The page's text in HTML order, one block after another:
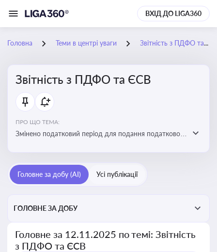
ВХІД ДО LIGA360
Головна Теми в центрі уваги Звітність з ПДФО та ЄСВ
Звітність з ПДФО та ЄСВ
ПРО ЩО ТЕМА:
Змінено податковий період для подання податкового
Головне за добу (AI) Усі публікації
ГОЛОВНЕ ЗА ДОБУ
Головне за 12.11.2025 по темі: Звітність
з ПДФО та ЄСВ